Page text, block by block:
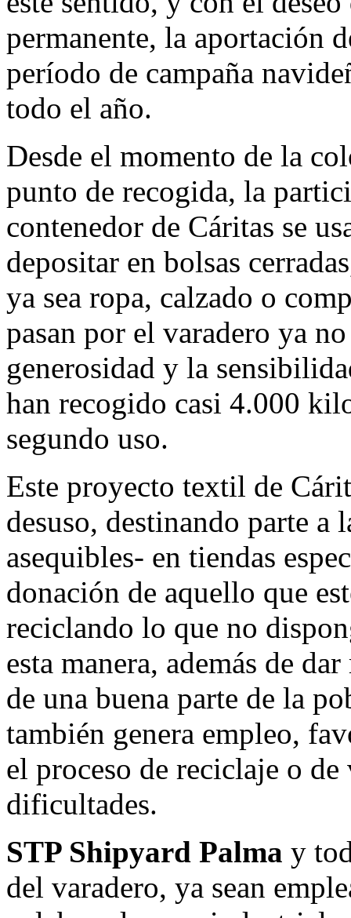
permanente, la aportación
período de campaña
todo el año.
Desde el momento de la
punto de recogida, la
contenedor de Cáritas se
depositar en bolsas
ya sea ropa, calzado o
pasan por el varadero ya
generosidad y la
han recogido casi 4.000
segundo uso.
Este proyecto textil de
desuso, destinando parte a
asequibles- en tiendas
donación de aquello que
reciclando lo que no
esta manera, además de
de una buena parte de la
también genera empleo,
el proceso de reciclaje o de
dificultades.
STP Shipyard Palma y
del varadero, ya sean